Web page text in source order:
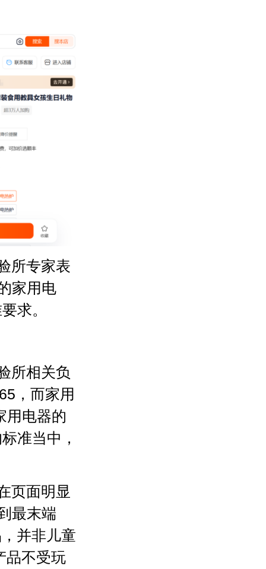
所专家表
家用电
求。
所相关负
，而家用
用电器的
准当中，
页面明显
最末端
并非儿童
品不受玩